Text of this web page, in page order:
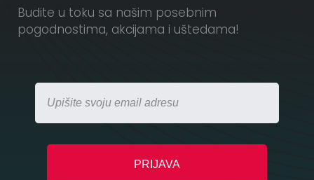
Budite u toku sa našim posebnim
pogodnostima, akcijama i uštedama!